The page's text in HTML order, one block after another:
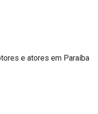
e atores em Paraíba